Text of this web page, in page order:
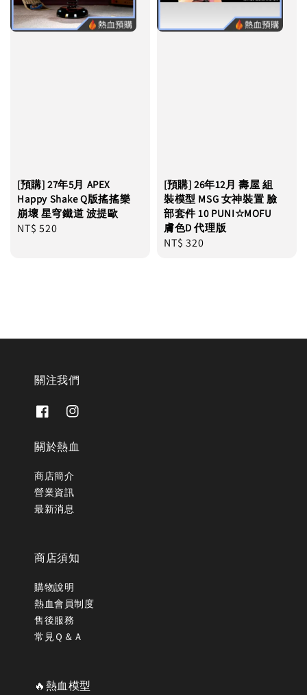
[預購] 27年5月 APEX
Happy Shake Q版搖搖樂
崩壞 星穹鐵道 波提歐
Regular
NT$ 520
[預購] 26年12月 壽屋 組
裝模型 MSG 女神裝置 臉
部套件 10 PUNI☆MOFU
膚色D 代理版
Regular
NT$ 320
關注我們
關於熱血
商店簡介
營業資訊
最新消息
商店須知
購物說明
熱血會員制度
售後服務
常見Ｑ＆Ａ
🔥熱血模型